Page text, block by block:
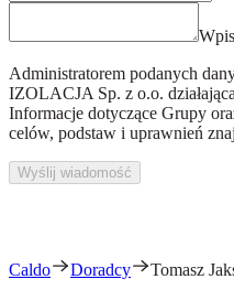
Administratorem podanych
IZOLACJA Sp. z o.o.
Informacje dotyczące Grupy
celów, podstaw i uprawnień
Wyślij wiadomość
Caldo Doradcy Tomasz